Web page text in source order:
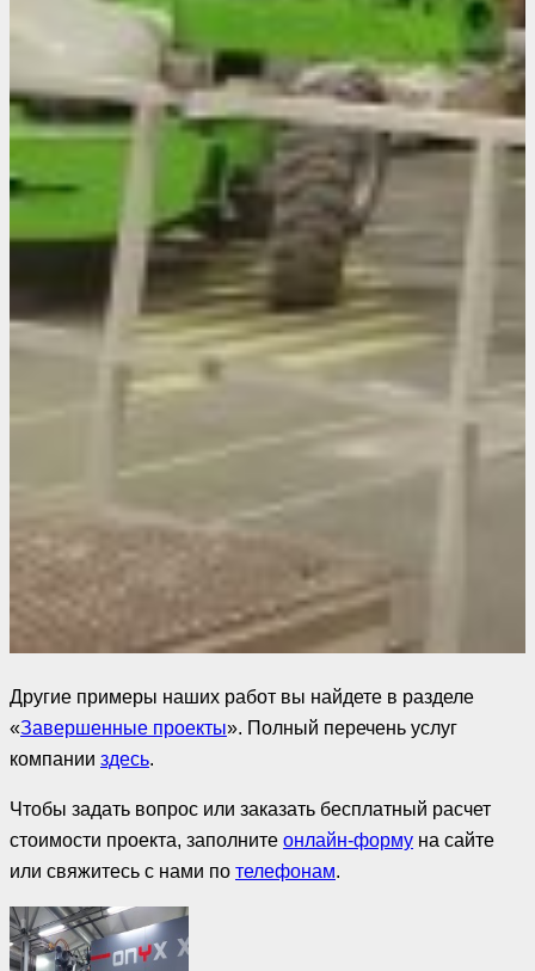
Другие примеры наших работ вы найдете в разделе
«Завершенные проекты». Полный перечень услуг
компании здесь.
Чтобы задать вопрос или заказать бесплатный расчет
стоимости проекта, заполните онлайн-форму на сайте
или свяжитесь с нами по телефонам.